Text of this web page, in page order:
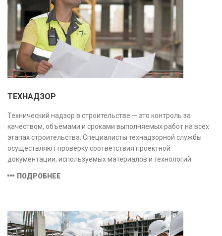
ТЕХНАДЗОР
Технический надзор в строительстве — это контроль за
качеством, объёмами и сроками выполняемых работ на всех
этапах строительства. Специалисты технадзорной службы
осуществляют проверку соответствия проектной
документации, используемых материалов и технологий
безопасность и надёжность объекта.
ПОДРОБНЕЕ